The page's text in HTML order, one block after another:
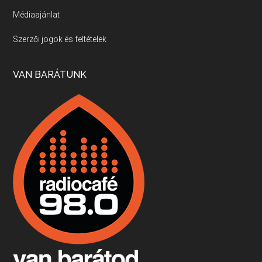
Villány, kékfrankos, Jackfall
Apr 17, 2026 • 00:35:38
Boston, teadélután, bab és homár
Apr 9, 2026 • 00:37:17
Fermentáljunk, a testünk meghálálja!
Apr 3, 2026 • 00:36:07
Médiaajánlat
Szerzői jogok és feltételek
VAN BARÁTUNK